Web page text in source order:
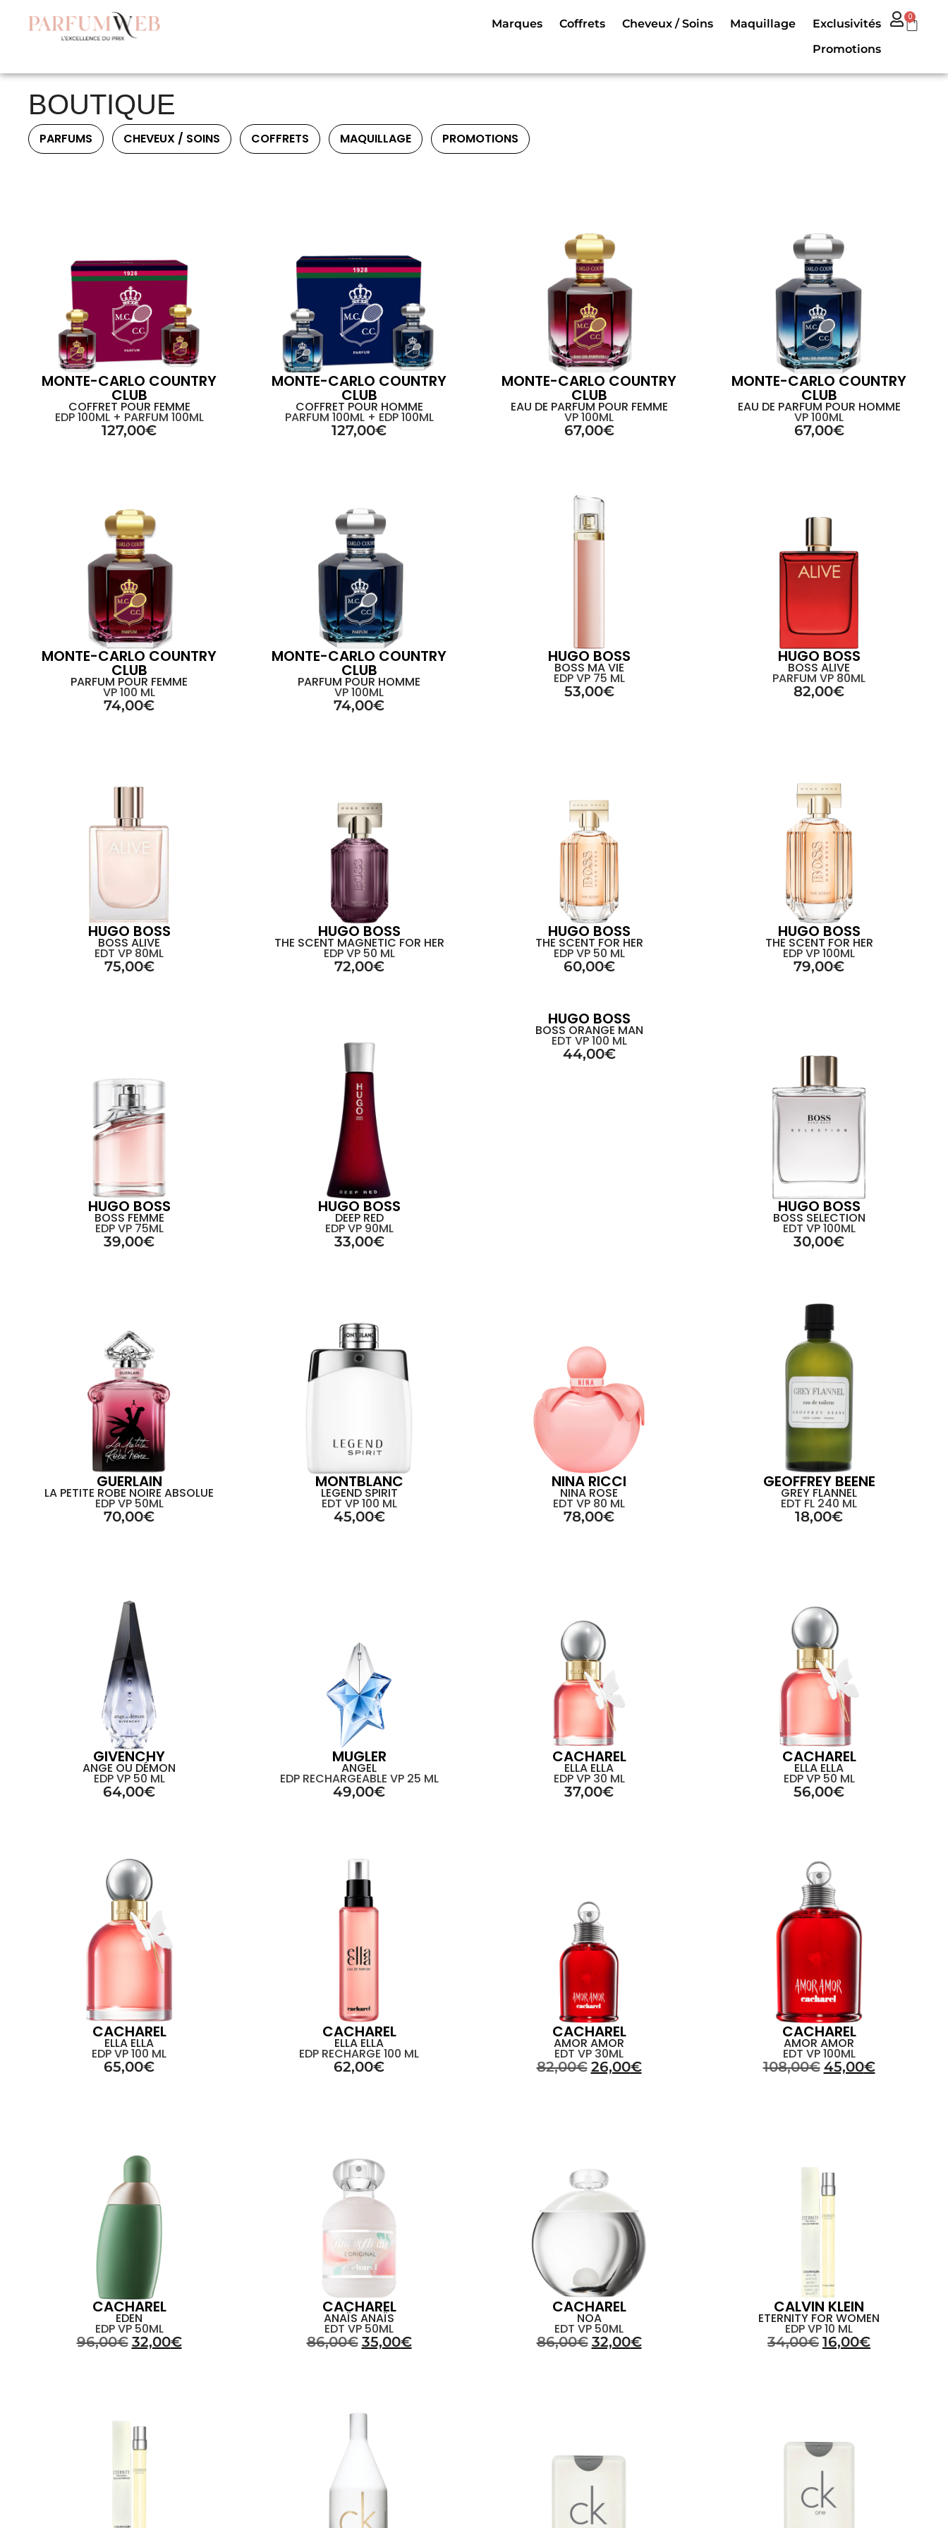
Marques Coffrets Cheveux / Soins Maquillage
Exclusivités
Promotions
0
BOUTIQUE
PARFUMS CHEVEUX / SOINS COFFRETS MAQUILLAGE PROMOTIONS
MONTE-CARLO COUNTRY
CLUB
COFFRET POUR FEMME
EDP 100ML + PARFUM 100ML
127,00€
MONTE-CARLO COUNTRY
CLUB
COFFRET POUR HOMME
PARFUM 100ML + EDP 100ML
127,00€
MONTE-CARLO COUNTRY
CLUB
EAU DE PARFUM POUR FEMME
VP 100ML
67,00€
MONTE-CARLO COUNTRY
CLUB
EAU DE PARFUM POUR HOMME
VP 100ML
67,00€
MONTE-CARLO COUNTRY
CLUB
PARFUM POUR FEMME
VP 100 ML
74,00€
MONTE-CARLO COUNTRY
CLUB
PARFUM POUR HOMME
VP 100ML
74,00€
HUGO BOSS
BOSS MA VIE
EDP VP 75 ML
53,00€
HUGO BOSS
BOSS ALIVE
PARFUM VP 80ML
82,00€
HUGO BOSS
BOSS ALIVE
EDT VP 80ML
75,00€
HUGO BOSS
THE SCENT MAGNETIC FOR HER
EDP VP 50 ML
72,00€
HUGO BOSS
THE SCENT FOR HER
EDP VP 50 ML
60,00€
HUGO BOSS
THE SCENT FOR HER
EDP VP 100ML
79,00€
HUGO BOSS
BOSS FEMME
EDP VP 75ML
39,00€
HUGO BOSS
DEEP RED
EDP VP 90ML
33,00€
HUGO BOSS
BOSS ORANGE MAN
EDT VP 100 ML
44,00€
HUGO BOSS
BOSS SELECTION
EDT VP 100ML
30,00€
GUERLAIN
LA PETITE ROBE NOIRE ABSOLUE
EDP VP 50ML
70,00€
MONTBLANC
LEGEND SPIRIT
EDT VP 100 ML
45,00€
NINA RICCI
NINA ROSE
EDT VP 80 ML
78,00€
GEOFFREY BEENE
GREY FLANNEL
EDT FL 240 ML
18,00€
GIVENCHY
ANGE OU DÉMON
EDP VP 50 ML
64,00€
MUGLER
ANGEL
EDP RECHARGEABLE VP 25 ML
49,00€
CACHAREL
ELLA ELLA
EDP VP 30 ML
37,00€
CACHAREL
ELLA ELLA
EDP VP 50 ML
56,00€
CACHAREL
ELLA ELLA
EDP VP 100 ML
65,00€
CACHAREL
ELLA ELLA
EDP RECHARGE 100 ML
62,00€
CACHAREL
AMOR AMOR
EDT VP 30ML
82,00€ 26,00€
CACHAREL
AMOR AMOR
EDT VP 100ML
108,00€ 45,00€
CACHAREL
EDEN
EDP VP 50ML
96,00€ 32,00€
CACHAREL
ANAÏS ANAÏS
EDT VP 50ML
86,00€ 35,00€
CACHAREL
NOA
EDT VP 50ML
86,00€ 32,00€
CALVIN KLEIN
ETERNITY FOR WOMEN
EDP VP 10 ML
34,00€ 16,00€